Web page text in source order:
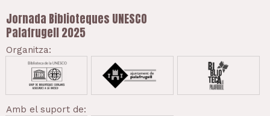
Jornada Biblioteques UNESCO
Palafrugell 2025
Organitza:
Amb el suport de: